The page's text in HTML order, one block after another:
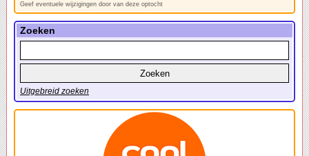
Geef eventuele wijzigingen door van deze optocht
Zoeken
Uitgebreid zoeken